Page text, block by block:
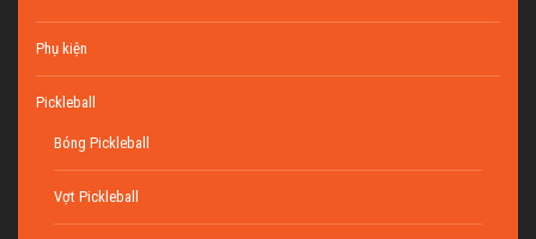
Phụ kiện
Pickleball
Bóng Pickleball
Vợt Pickleball